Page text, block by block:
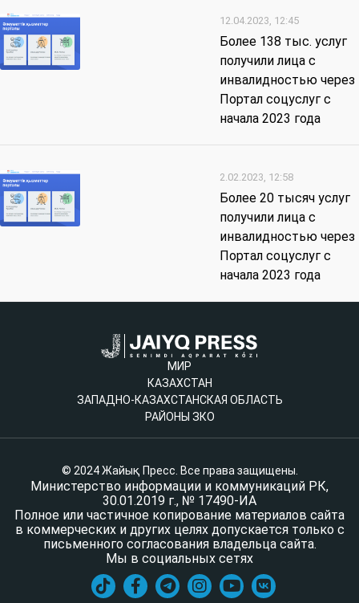
12.04.2023, 12:45
Более 138 тыс. услуг
получили лица с
инвалидностью через
Портал соцуслуг с
начала 2023 года
2.02.2023, 12:58
Более 20 тысяч услуг
получили лица с
инвалидностью через
Портал соцуслуг с
начала 2023 года
МИР
КАЗАХСТАН
ЗАПАДНО-КАЗАХСТАНСКАЯ ОБЛАСТЬ
РАЙОНЫ ЗКО
© 2024 Жайық Пресс. Все права защищены.
Министерство информации и коммуникаций РК,
30.01.2019 г., № 17490-ИА
Полное или частичное копирование материалов сайта
в коммерческих и других целях допускается только с
письменного согласования владельца сайта.
Мы в социальных сетях